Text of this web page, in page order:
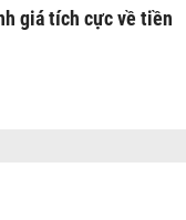
giá tích cực về tiền